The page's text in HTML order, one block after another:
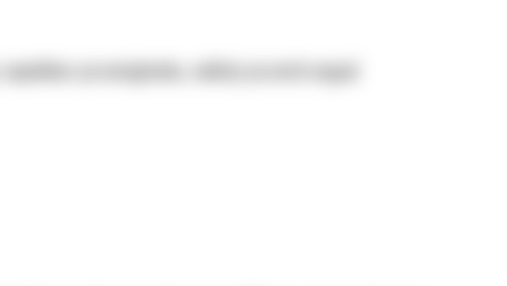
przeciążeniu, należy przestrzegać